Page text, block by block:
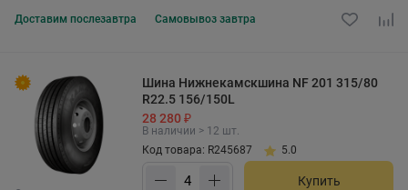
Доставим послезавтра Самовывоз завтра
Шина Нижнекамскшина NF 201 315/80
R22.5 156/150L
28 280 ₽
В наличии > 12 шт.
Код товара: R245687
5.0
Купить